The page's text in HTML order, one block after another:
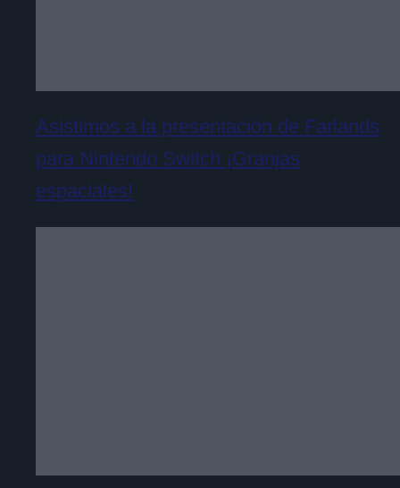
Asistimos a la presentación de Farlands
para Nintendo Switch ¡Granjas
espaciales!